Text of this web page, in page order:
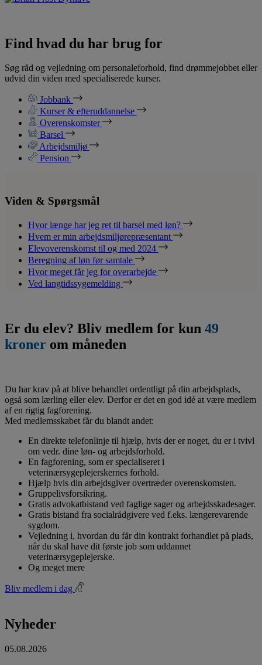
Find hvad du har brug for
Søg råd og vejledning om personaleforhold, find drømmejobbet eller
udvid din viden med specialiserede kurser.
Jobbank
Kurser & efteruddannelse
Overenskomster
Barsel
Arbejdsmiljø
Pension
Viden & Spørgsmål
Hvor længe har jeg ret til barsel med løn?
Hvem er min arbejdsmiljørepræsentant
Elevoverenskomst til og med 2024
Beregning af løn før samtale
Hvor meget får jeg for overarbejde
Ved langtidssygemelding
Er du elev? Bliv medlem for kun 49
kroner om måneden
Du har krav på at blive behandlet ordentligt på din arbejdsplads,
også som lærling eller elev. Derfor er det en god idé at være medlem
af en rigtig fagforening.
Med medlemsskabet får du blandt andet:
En direkte telefonlinje til hjælp, hvis der er noget, du er i tvivl
om vedr. dine løn- og arbejdsforhold.
En fagforening, som er specialiseret i
veterinærsygeplejerskernes forhold.
Hjælp hvis din arbejdsgiver overtræder overenskomsten.
Gruppelivsforsikring.
Gratis advokatbistand ved faglige sager og arbejdsskadesager.
Gratis bistand fra socialrådgivere ved f.eks. længerevarende
sygdom.
Vejledning i, hvordan du får din kontrakt forhandlet på plads,
når du skal have dit første job som uddannet
veterinærsygeplejerske.
Og meget mere
Bliv medlem i dag
Nyheder
05.08.2026